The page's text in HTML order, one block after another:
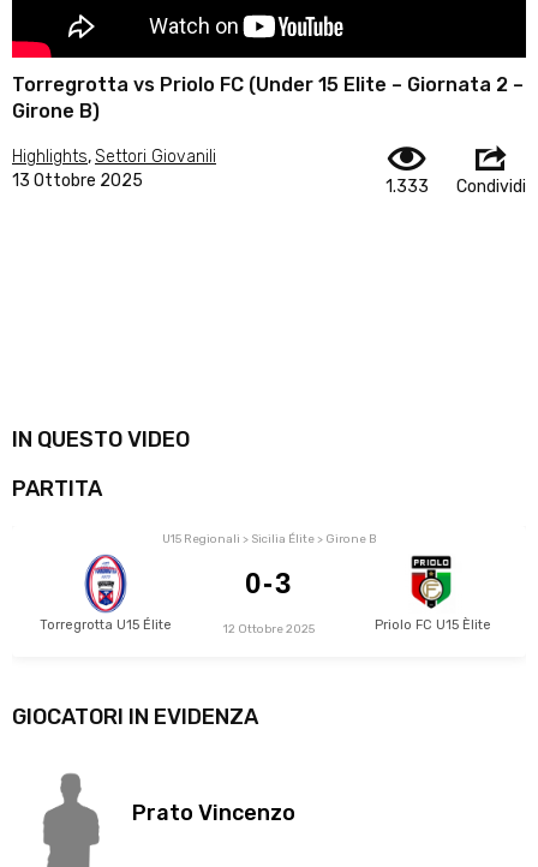
Torregrotta vs Priolo FC (Under 15 Elite – Giornata 2 –
Girone B)
Highlights,Settori Giovanili
13 Ottobre 2025
1.333 Condividi
IN QUESTO VIDEO
PARTITA
U15 Regionali > Sicilia Élite > Girone B
Torregrotta U15 Élite
0-3
Priolo FC U15 Èlite
12 Ottobre 2025
GIOCATORI IN EVIDENZA
Prato Vincenzo